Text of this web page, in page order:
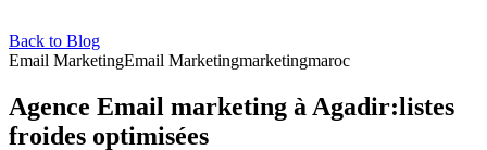
Back to Blog
Email MarketingEmail Marketingmarketingmaroc
Agence Email marketing à Agadir:listes
froides optimisées